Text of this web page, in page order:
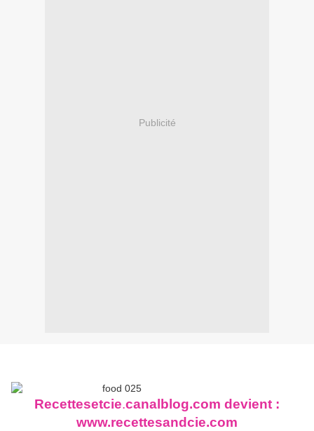
Publicité
Recettesetcie.canalb log.com devient :
www.recettesandcie.com